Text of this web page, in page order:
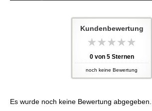
Kundenbewertung
0von 5Sternen
noch keine Bewertung
Es wurde noch keine Bewertung abgegeben...